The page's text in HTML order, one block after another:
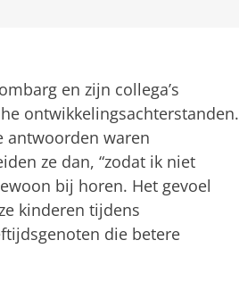
en zijn collega’s
ontwikkelingsachterstanden.
antwoorden waren
ze dan, “zodat ik niet
bij horen. Het gevoel
kinderen tijdens
die betere